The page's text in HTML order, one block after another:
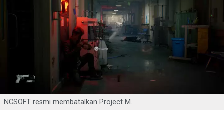
NCSOFT resmi membatalkan Project M.